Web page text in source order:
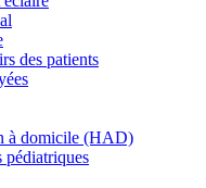
des patients
à domicile (HAD)
pédiatriques